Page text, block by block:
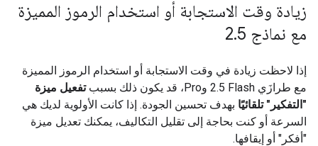
زيادة وقت الاستجابة أو استخدام الرموز المميزة
مع نماذج 2
.5
إذا لاحظت زيادة في وقت الاستجابة أو استخدام الرموز المميزة
مع طرازَي ‎2.5 Flash وPro، قد يكون ذلك بسبب
تفعيل ميزة
"التفكير" تلقائيًا بهدف تحسين الجودة. إذا كانت الأولوية لديك هي
السرعة أو كنت بحاجة إلى تقليل التكاليف، يمكنك تعديل ميزة
"أفكر" أو إيقافها.